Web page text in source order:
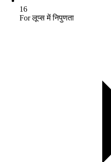
16
For लूप्स में निपुणता